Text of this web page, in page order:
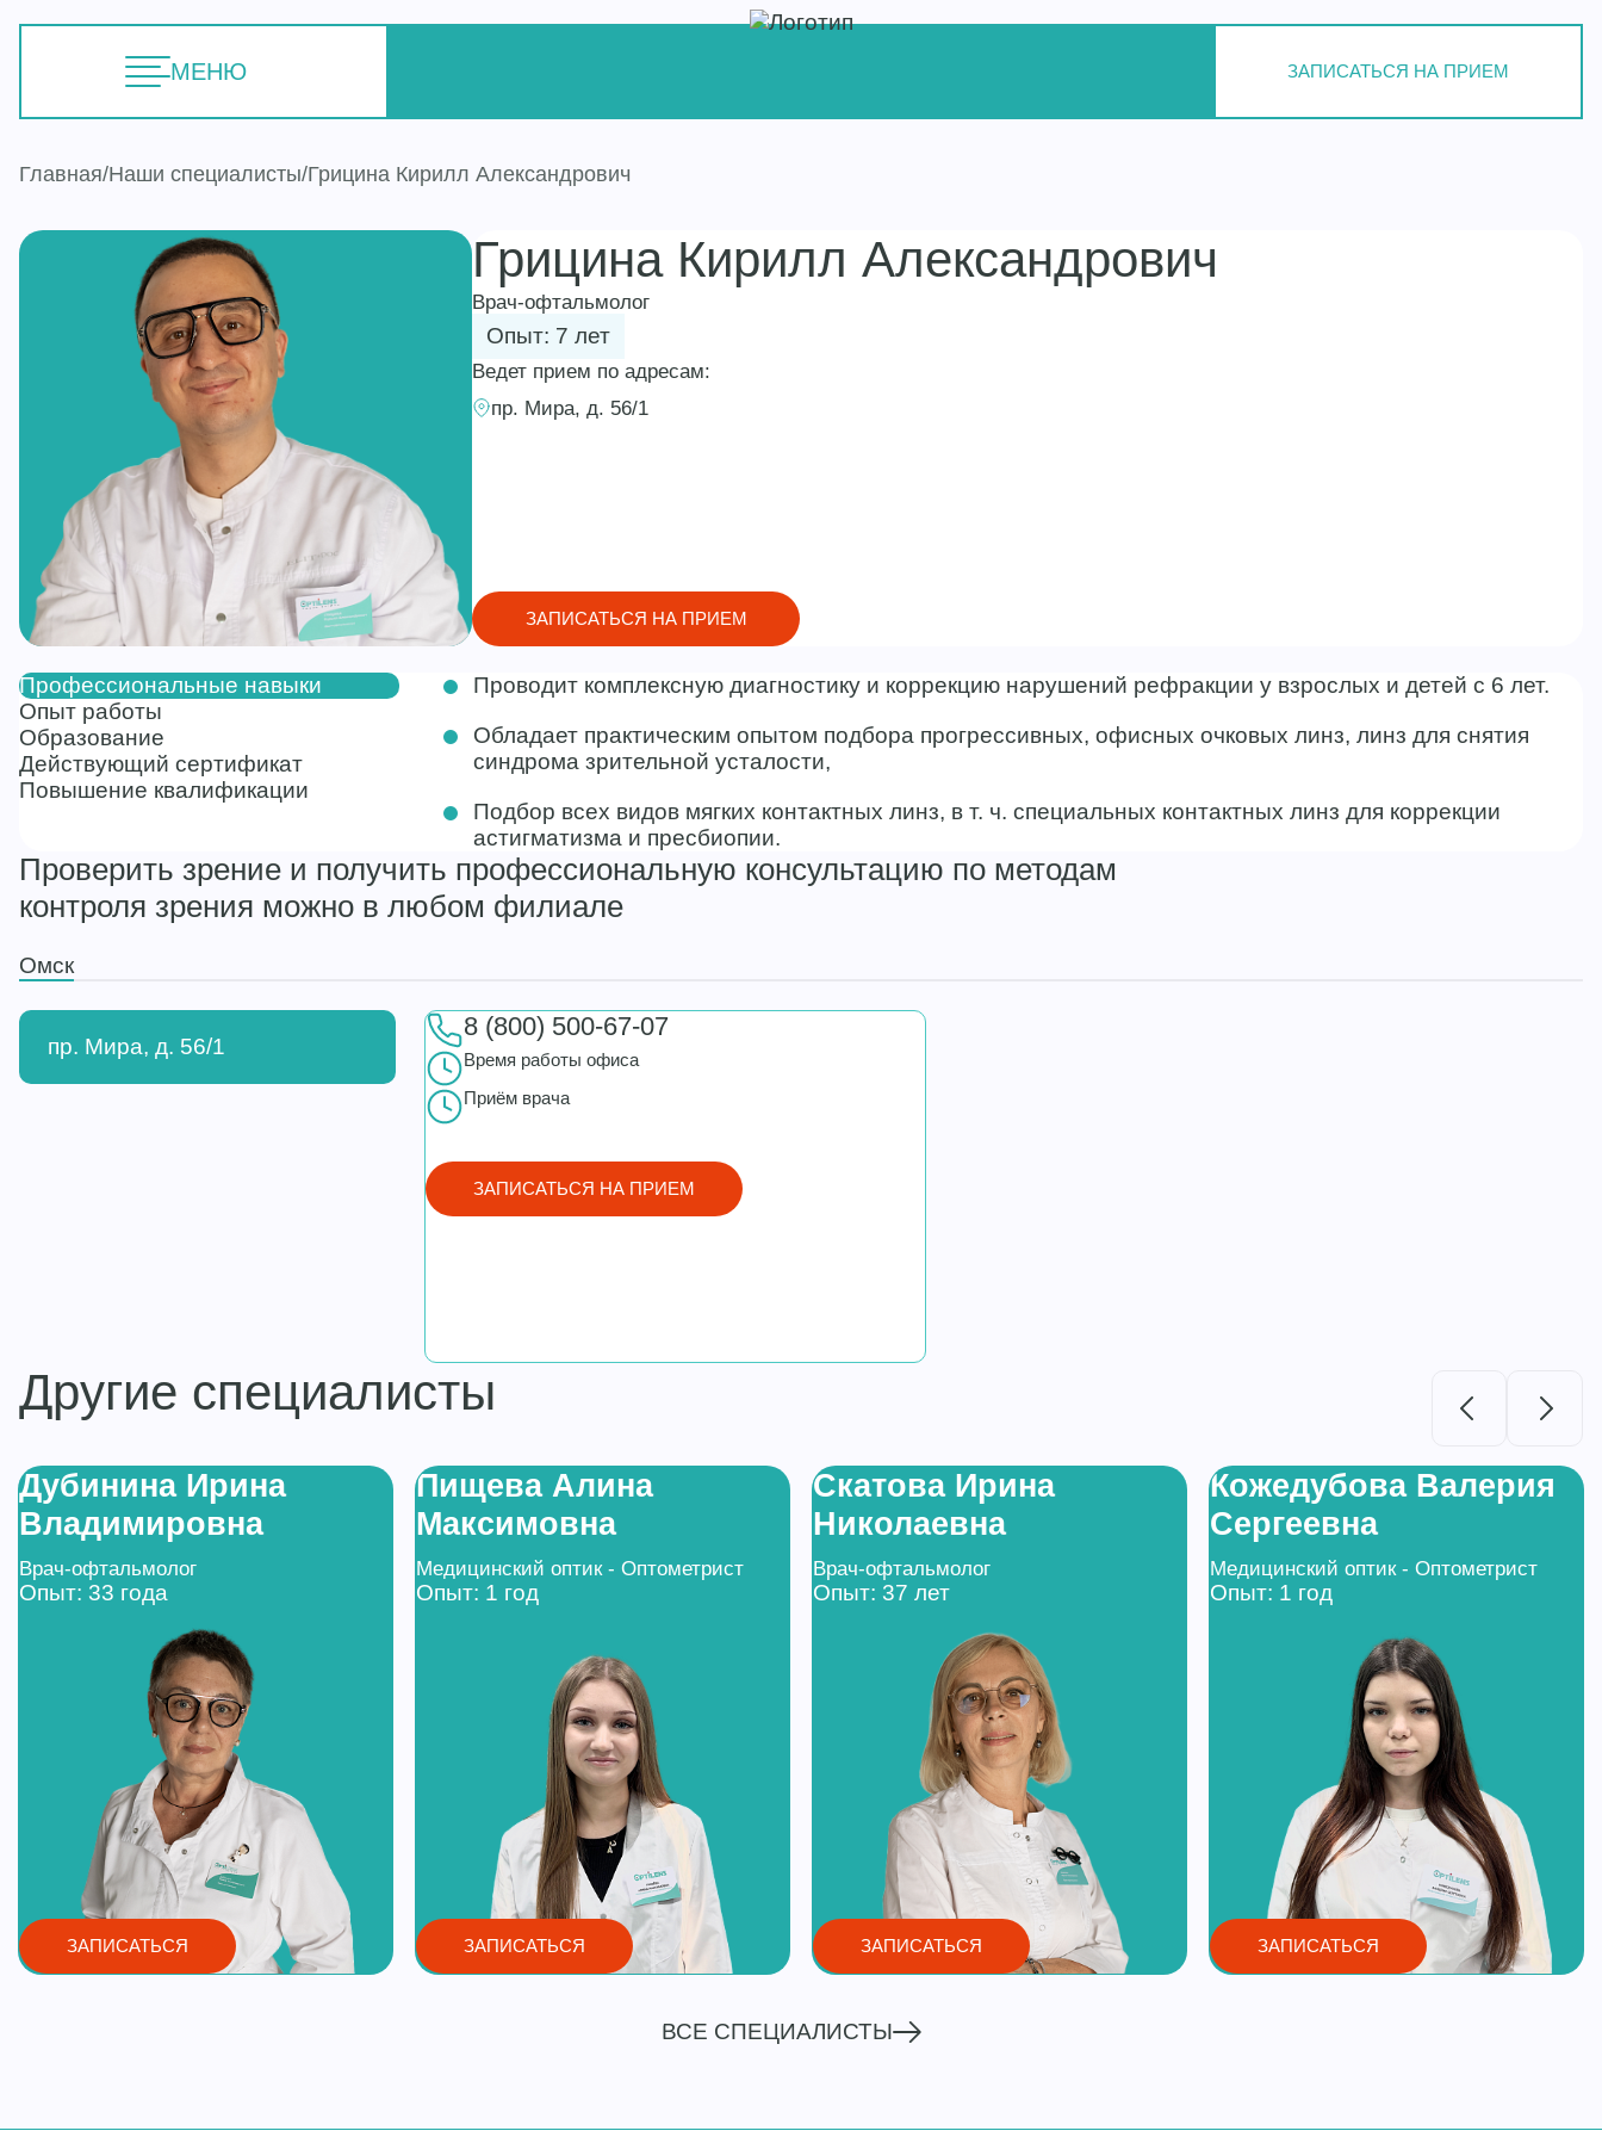
МЕНЮ ЗАПИСАТЬСЯ НА ПРИЕМ
Главная Наши специалисты Грицина Кирилл Александрович
Грицина Кирилл Александрович
Врач-офтальмолог
Опыт: 7 лет
Ведет прием по адресам:
пр. Мира, д. 56/1
ЗАПИСАТЬСЯ НА ПРИЕМ
Профессиональные навыки
Опыт работы
Образование
Действующий сертификат
Повышение квалификации
Проводит комплексную диагностику и коррекцию нарушений рефракции у взрослых и детей с 6 лет.
Обладает практическим опытом подбора прогрессивных, офисных очковых линз, линз для снятия
синдрома зрительной усталости,
Подбор всех видов мягких контактных линз, в т. ч. специальных контактных линз для коррекции
астигматизма и пресбиопии.
Проверить зрение и получить профессиональную консультацию по методам
контроля зрения можно в любом филиале
Омск
пр. Мира, д. 56/1
8 (800) 500-67-07
Время работы офиса
Приём врача
ЗАПИСАТЬСЯ НА ПРИЕМ
Другие специалисты
Дубинина Ирина
Владимировна
Врач-офтальмолог
Опыт: 33 года
ЗАПИСАТЬСЯ
Пищева Алина
Максимовна
Медицинский оптик - Оптометрист
Опыт: 1 год
ЗАПИСАТЬСЯ
Скатова Ирина
Николаевна
Врач-офтальмолог
Опыт: 37 лет
ЗАПИСАТЬСЯ
Кожедубова Валерия
Сергеевна
Медицинский оптик - Оптометрист
Опыт: 1 год
ЗАПИСАТЬСЯ
ВСЕ СПЕЦИАЛИСТЫ